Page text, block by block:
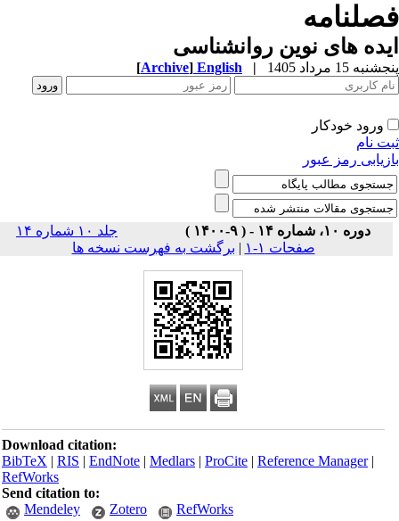
های نوین روانشناسی
15 مرداد 1405 |
English
[Archive]
ورود خودکار
نام
رمز عبور
دوره ۱۰، شماره ۱۴ - ( ۹-۱۴۰۰ )
جلد ۱۰ شماره ۱۴
صفحات ۱-۱
| برگشت به فهرست نسخه ها
Download citation:
BibTeX|RIS|EndNote|Medlars|ProCite|Reference Manager
RefWorks
Send citation to:
Mendeley
Zotero RefWorks